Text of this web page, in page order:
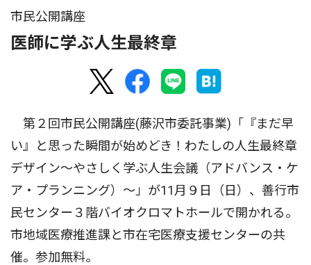
市民公開講座
医師に学ぶ人生最終章
第２回市民公開講座(藤沢市委託事業)「『まだ早
い』と思った瞬間が始めどき！わたしの人生最終章
デザイン〜やさしく学ぶ人生会議（アドバンス・ケ
ア・プランニング）〜」が11月９日（日）、善行市
民センター３階バイオクロマトホールで開かれる。
市地域医療推進課と市在宅医療支援センターの共
催。参加無料。